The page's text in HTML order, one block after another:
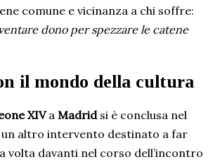
comune e vicinanza a chi soffre:
dono per spezzare le catene
il mondo della cultura
XIVa Madridsi è conclusa nel
altro intervento destinato a far
volta davanti nel corso dell’incontro